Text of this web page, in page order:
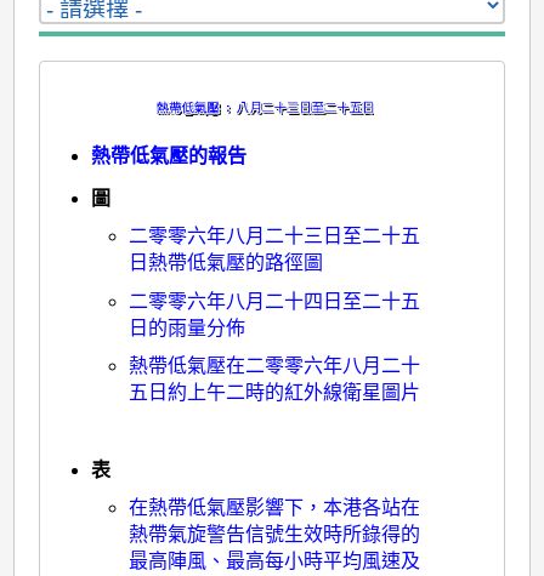
熱帶低氣壓的報告
圖
二零零六年八月二十三日至二十五
日熱帶低氣壓的路徑圖
二零零六年八月二十四日至二十五
日的雨量分佈
熱帶低氣壓在二零零六年八月二十
五日約上午二時的紅外線衛星圖片
表
在熱帶低氣壓影響下，本港各站在
熱帶氣旋警告信號生效時所錄得的
最高陣風、最高每小時平均風速及